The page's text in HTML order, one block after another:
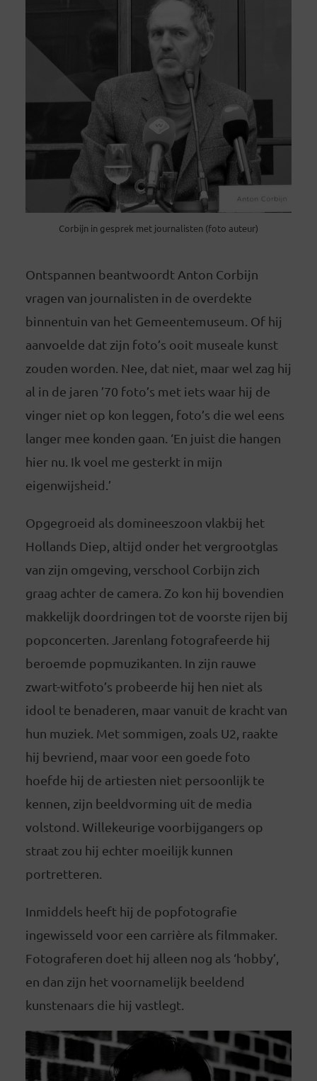
Corbijn in gesprek met journalisten (foto auteur)
Ontspannen beantwoordt Anton Corbijn
vragen van journalisten in de overdekte
binnentuin van het Gemeentemuseum. Of hij
aanvoelde dat zijn foto’s ooit museale kunst
zouden worden. Nee, dat niet, maar wel zag hij
al in de jaren ’70 foto’s met iets waar hij de
vinger niet op kon leggen, foto’s die wel eens
langer mee konden gaan. ‘En juist die hangen
hier nu. Ik voel me gesterkt in mijn
eigenwijsheid.’
Opgegroeid als domineeszoon vlakbij het
Hollands Diep, altijd onder het vergrootglas
van zijn omgeving, verschool Corbijn zich
graag achter de camera. Zo kon hij bovendien
makkelijk doordringen tot de voorste rijen bij
popconcerten. Jarenlang fotografeerde hij
beroemde popmuzikanten. In zijn rauwe
zwart-witfoto’s probeerde hij hen niet als
idool te benaderen, maar vanuit de kracht van
hun muziek. Met sommigen, zoals U2, raakte
hij bevriend, maar voor een goede foto
hoefde hij de artiesten niet persoonlijk te
kennen, zijn beeldvorming uit de media
volstond. Willekeurige voorbijgangers op
straat zou hij echter moeilijk kunnen
portretteren.
Inmiddels heeft hij de popfotografie
ingewisseld voor een carrière als filmmaker.
Fotograferen doet hij alleen nog als ‘hobby’,
en dan zijn het voornamelijk beeldend
kunstenaars die hij vastlegt.